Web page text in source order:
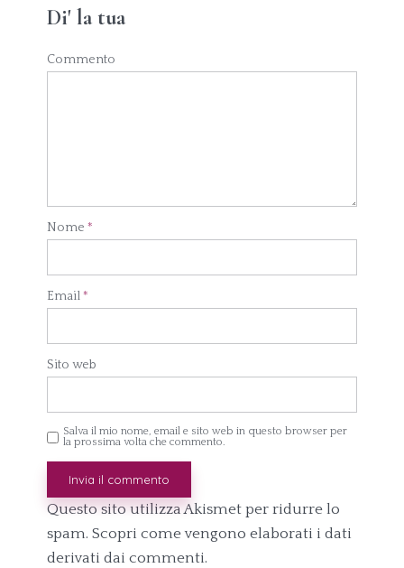
Di' la tua
Commento
Nome *
Email*
Sito web
Salva il mio nome, email e sito web in questo browser per
la prossima volta che commento.
Questo sito utilizza Akismet per ridurre lo
spam. Scopri come vengono elaborati i dati
derivati dai commenti.